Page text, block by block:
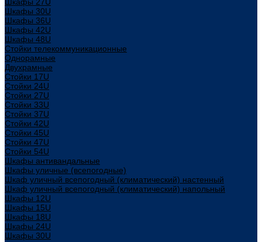
Шкафы 30U
Шкафы 36U
Шкафы 42U
Шкафы 48U
Стойки телекоммуникационные
Однорамные
Двухрамные
Стойки 17U
Стойки 24U
Стойки 27U
Стойки 33U
Стойки 37U
Стойки 42U
Стойки 45U
Стойки 47U
Стойки 54U
Шкафы антивандальные
Шкафы уличные (всепогодные)
Шкаф уличный всепогодный (климатический) настенный
Шкаф уличный всепогодный (климатический) напольный
Шкафы 12U
Шкафы 15U
Шкафы 18U
Шкафы 24U
Шкафы 30U